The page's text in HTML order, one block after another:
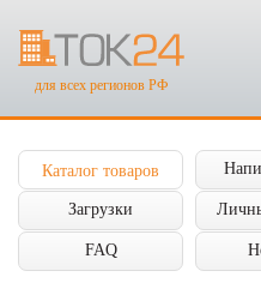
для всех регионов РФ
Каталог товаров
Загрузки
FAQ